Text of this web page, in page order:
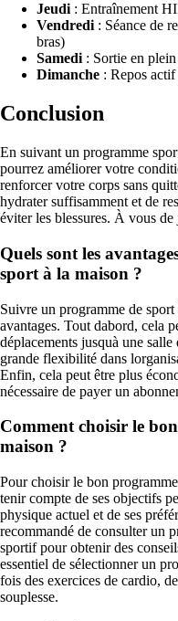
Jeudi : Entraînement
Vendredi : Séance de
bras)
Samedi : Sortie en
Dimanche : Repos
Conclusion
En suivant un programme
pourrez améliorer votre
renforcer votre corps sans
hydrater suffisamment et de
éviter les blessures. À vous de
Quels sont les
sport à la maison ?
Suivre un programme de
avantages. Tout dabord, cela
déplacements jusquà une
grande flexibilité dans
Enfin, cela peut être plus
nécessaire de payer un
Comment choisir le
maison ?
Pour choisir le bon
tenir compte de ses objectifs
physique actuel et de ses
recommandé de consulter un
sportif pour obtenir des
essentiel de sélectionner un
fois des exercices de cardio,
souplesse.